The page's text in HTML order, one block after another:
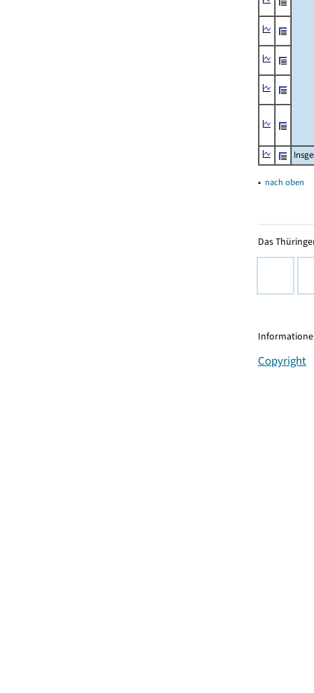
▴ nach oben
Das
Copyright